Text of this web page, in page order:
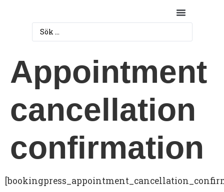
Appointment
cancellation
confirmation